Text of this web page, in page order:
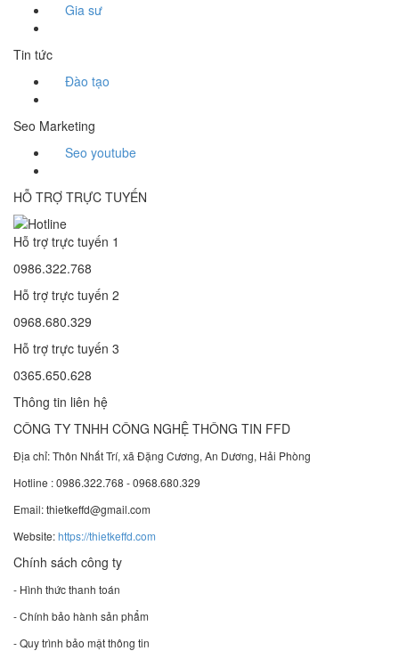
Gia sư
Tin tức
Đào tạo
Seo Marketing
Seo youtube
HỖ TRỢ TRỰC TUYẾN
Hỗ trợ trực tuyến 1
0986.322.768
Hỗ trợ trực tuyến 2
0968.680.329
Hỗ trợ trực tuyến 3
0365.650.628
Thông tin liên hệ
CÔNG TY TNHH CÔNG NGHỆ THÔNG TIN FFD
Địa chỉ: Thôn Nhất Trí, xã Đặng Cương, An Dương, Hải Phòng
Hotline : 0986.322.768 - 0968.680.329
Email: thietkeffd@gmail.com
Website:https://thietkeffd.com
Chính sách công ty
- Hình thức thanh toán
- Chính bảo hành sản phẩm
- Quy trình bảo mật thông tin